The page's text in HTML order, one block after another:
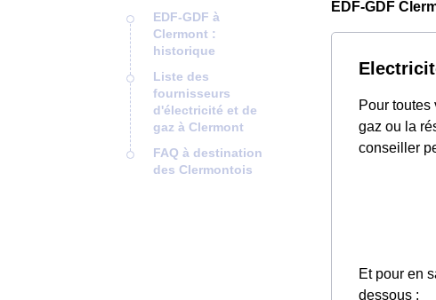
EDF-GDF à
Clermont :
historique
Liste des
fournisseurs
d'électricité et de
gaz à Clermont
FAQ à destination
des Clermontois
EDF-GDF
Pour
gaz ou la
conseiller
Et pour en
dessous :